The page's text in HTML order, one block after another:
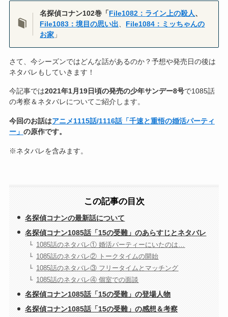
名探偵コナン102巻「File1082： ライン上の殺人、
File1083：境目の思い出
File1084：ミッちゃんの
お家 」
さて、今シーズンではどんな話があるのか？予想や発売日の後は
ネタバレもしていきます！
今記事では2021年1月19日頃の発売の少年サンデー8号で1085話
の考察＆ネタバレについてご紹介します。
今回のお話はアニメ1115話/1116話「千速と重悟の婚活パーティ
ー」 の原作です。
※ネタバレを含みます。
この記事の目次
名探偵コナンの最新話について
名探偵コナン1085話「15の受難」のあらすじとネタバレ
1085話のネタバレ① 婚活パーティーにいたのは…
1085話のネタバレ② トークタイムの開始
1085話のネタバレ③ フリータイムとマッチング
1085話のネタバレ④ 個室での面談
名探偵コナン1085話「15の受難」の登場人物
名探偵コナン1085話「15の受難」の感想＆考察